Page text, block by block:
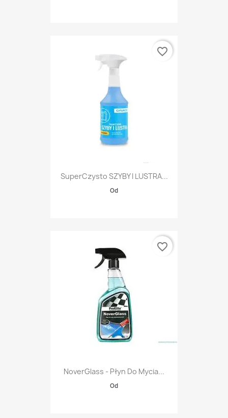
SuperCzysto SZYBY I LUSTRA...
Od
favorite_border
NoverGlass - Płyn Do Mycia...
Od
favorite_border